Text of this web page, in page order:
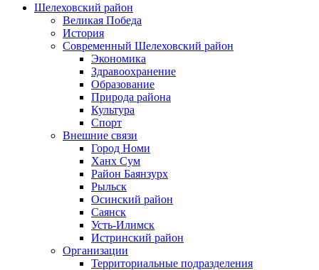
Шелеховский район
Великая Победа
История
Современный Шелеховский район
Экономика
Здравоохранение
Образование
Природа района
Культура
Спорт
Внешние связи
Город Номи
Ханх Сум
Район Баянзурх
Рыльск
Осинский район
Саянск
Усть-Илимск
Истринский район
Организации
Территориальные подразделения